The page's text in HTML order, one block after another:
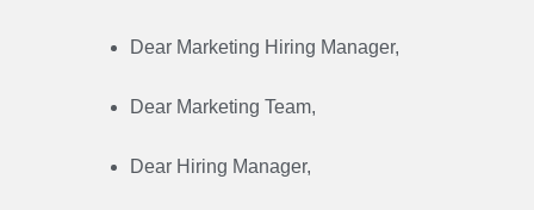
Dear Marketing Hiring Manager,
Dear Marketing Team,
Dear Hiring Manager,